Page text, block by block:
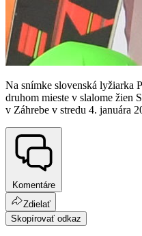
Na snímke slovenská lyžiarka
druhom mieste v slalome žien
v Záhrebe v stredu 4. januára
Komentáre
Zdielať
Skopírovať odkaz